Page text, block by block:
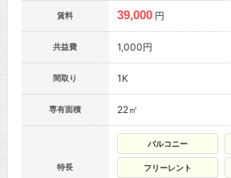
賃料 39,000 円
共益費 1,000円
間取り 1K
専有面積 22㎡
特長
バルコニー
フリーレント